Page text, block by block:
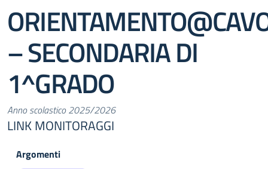
– SECONDARIA DI
1^GRADO
Anno scolastico 2025/2026
LINK MONITORAGGI
Argomenti